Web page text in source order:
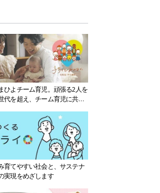
ひよチーム育児。頑張る2人を
代を超え、チーム育児に共感
育てやすい社会と、サステナ
実現をめざします